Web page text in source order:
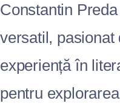
Constantin
versatil, pasionat
experiență în
pentru